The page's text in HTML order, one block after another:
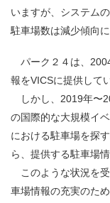
いますが、システム
駐車場数は減少傾向に
パーク２４は、
報をVICSに提供して
しかし、2019年〜
の国際的な大規模イ
における駐車場を探
ら、提供する駐車場
このような状況を
車場情報の充実のた